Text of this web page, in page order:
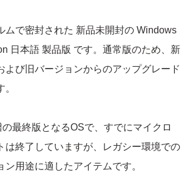
ムで密封された 新品未開封の Windows
日本語 製品版 です。通常版のため、新
よび旧バージョンからのアップグレード
最終版となるOSで、すでにマイクロ
は終了していますが、レガシー環境での
ン用途に適したアイテムです。